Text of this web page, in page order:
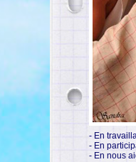
- En
- En
- En nous